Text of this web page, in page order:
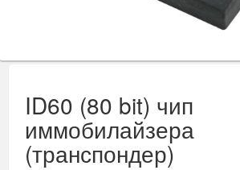
ID60 (80 bit) чип
иммобилайзера
(транспондер)